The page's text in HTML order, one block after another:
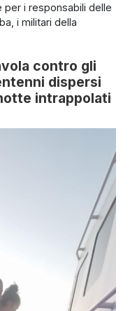
per i responsabili delle
i militari della
contro gli
dispersi
intrappolati